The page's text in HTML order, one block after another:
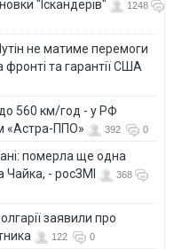
"Іскандерів"
1248
не матиме перемоги
та гарантії США
560 км/год - у РФ
«Астра-ППО»
392 0
померла ще одна
Чайка, - росЗМІ
368
заявили про
122 0